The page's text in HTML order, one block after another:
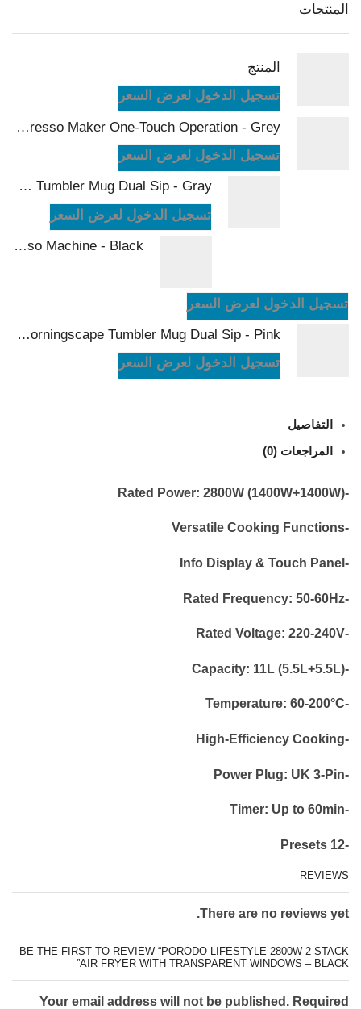
المنتجات
المنتج
تسجيل الدخول لعرض السعر
LePresso Brewjet Portable Espresso Maker One-Touch Operation - Grey
تسجيل الدخول لعرض السعر
LePresso Morningscape Tumbler Mug Dual Sip - Gray
تسجيل الدخول لعرض السعر
LePresso Baristo Espresso Machine - Black
تسجيل الدخول لعرض السعر
LePresso Morningscape Tumbler Mug Dual Sip - Pink
تسجيل الدخول لعرض السعر
التفاصيل
المراجعات (0)
-Rated Power: 2800W (1400W+1400W)
-Versatile Cooking Functions
-Info Display & Touch Panel
-Rated Frequency: 50-60Hz
-Rated Voltage: 220-240V
-Capacity: 11L (5.5L+5.5L)
-Temperature: 60-200°C
-High-Efficiency Cooking
-Power Plug: UK 3-Pin
-Timer: Up to 60min
-12 Presets
REVIEWS
There are no reviews yet.
BE THE FIRST TO REVIEW “PORODO LIFESTYLE 2800W 2-STACK
AIR FRYER WITH TRANSPARENT WINDOWS – BLACK”
Your email address will not be published. Required